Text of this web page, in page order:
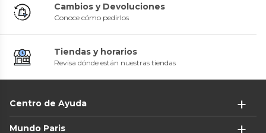
Cambios y Devoluciones
Conoce cómo pedirlos
Tiendas y horarios
Revisa dónde están nuestras tiendas
Centro de Ayuda
Mundo Paris